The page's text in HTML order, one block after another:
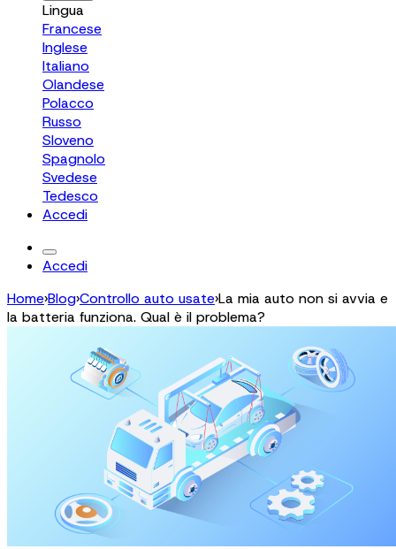
Lingua
Francese
Inglese
Italiano
Olandese
Polacco
Russo
Sloveno
Spagnolo
Svedese
Tedesco
Accedi
Accedi
Home›Blog›Controllo auto usate›La mia auto non si avvia e
la batteria funziona. Qual è il problema?